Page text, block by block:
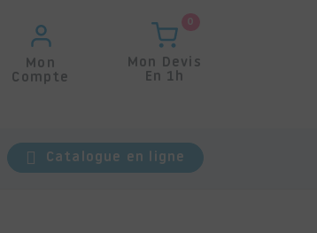
Mon
Compte
0
Mon Devis
En 1h
Catalogue en ligne